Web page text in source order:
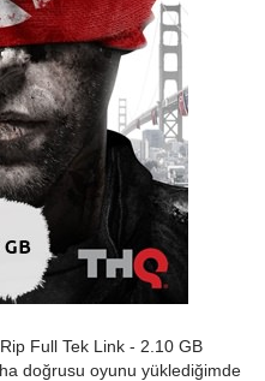
Full Tek Link - 2.10 GB
doğrusu oyunu yüklediğimde